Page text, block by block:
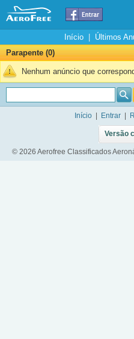
Início| Últimos
Parapente (0)
Nenhum anúncio que
Início Entrar
Versão
© 2026 Aerofree Classificados